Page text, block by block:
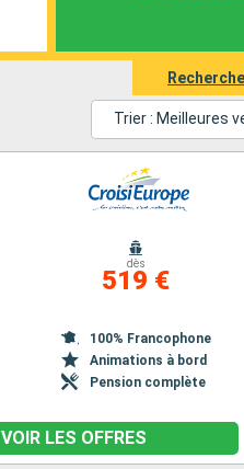
Trier : Meilleures
dès
519 €
100% Francophone
Animations à bord
Pension complète
VOIR LES OFFRES